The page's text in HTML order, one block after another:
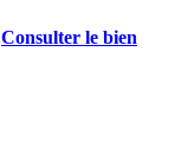
Consulter le bien